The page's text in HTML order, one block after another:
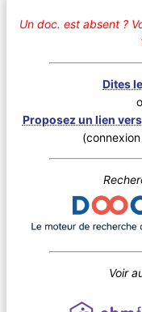
Un doc. est absent ?
Dites
Proposez un lien
Voir